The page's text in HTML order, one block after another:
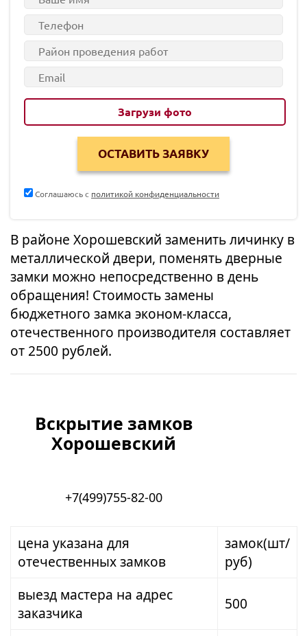
В районе Хорошевский заменить личинку в
металлической двери, поменять дверные
замки можно непосредственно в день
обращения! Стоимость замены
бюджетного замка эконом-класса,
отечественного производителя составляет
от 2500 рублей.
Вскрытие замков
Хорошевский
+7(499)755-82-00
цена указана для
отечественных замков
замок(шт/
руб)
выезд мастера на адрес
заказчика
500
Загрузи фото
Соглашаюсь с политикой конфиденциальности